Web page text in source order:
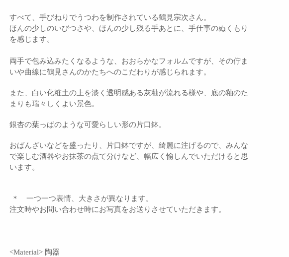
すべて、手びねりでうつわを制作されている鶴見宗次さん。
ほんの少しのいびつさや、ほんの少し残る手あとに、手仕事のぬくもり
を感じます。
両手で包み込みたくなるような、おおらかなフォルムですが、その佇ま
いや曲線に鶴見さんのかたちへのこだわりが感じられます。
また、白い化粧土の上を淡く透明感ある灰釉が流れる様や、底の釉のた
まりも瑞々しくよい景色。
銀杏の葉っぱのような可愛らしい形の片口鉢。
おばんざいなどを盛ったり、片口鉢ですが、綺麗に注げるので、みんな
で楽しむ酒器やお抹茶の点て分けなど、幅広く愉しんでいただけると思
います。
＊ 一つ一つ表情、大きさが異なります。
注文時やお問い合わせ時にお写真をお送りさせていただきます。
<Material> 陶器